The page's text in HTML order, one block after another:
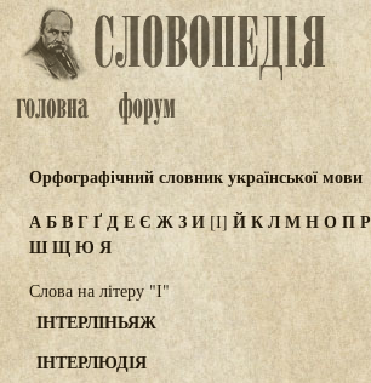
Орфографічний словник української мови
АБВГҐДЕЄ ЖЗИ [І] ЙКЛМНОПР
ШЩЮЯ
Слова на літеру "І"
ІНТЕРЛІНЬЯЖ
ІНТЕРЛЮДІЯ